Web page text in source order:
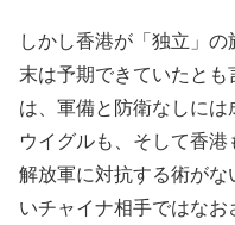
しかし香港が「独立」
末は予期できていたと
は、軍備と防衛なしに
ウイグルも、そして香
解放軍に対抗する術が
いチャイナ相手ではな